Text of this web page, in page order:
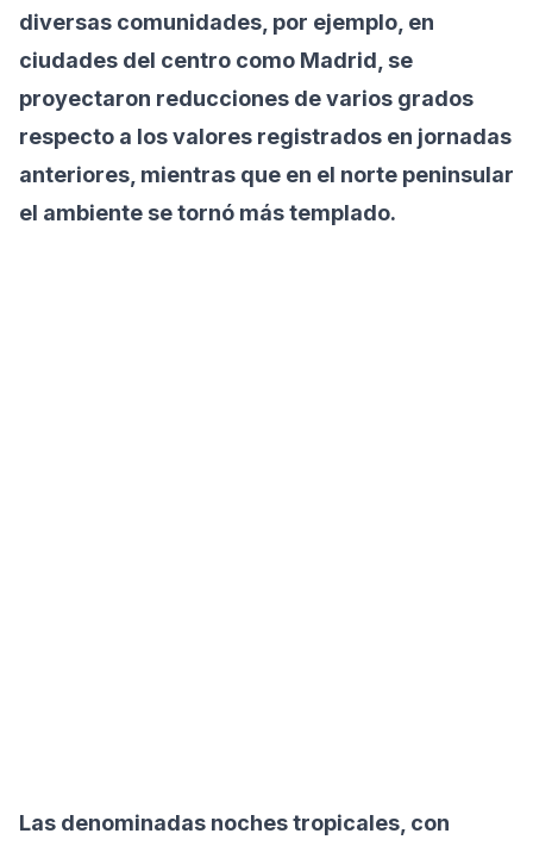
diversas comunidades, por ejemplo, en
ciudades del centro como Madrid, se
proyectaron reducciones de varios grados
respecto a los valores registrados en jornadas
anteriores, mientras que en el norte peninsular
el ambiente se tornó más templado.
Las denominadas noches tropicales, con